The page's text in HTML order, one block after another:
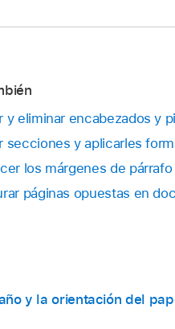
y eliminar encabezados y
secciones y aplicarles
los márgenes de
páginas opuestas en
y la orientación del